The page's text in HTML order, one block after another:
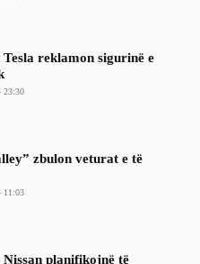
Tesla reklamon sigurinë e
23:30
zbulon veturat e të
11:03
Nissan planifikojnë të